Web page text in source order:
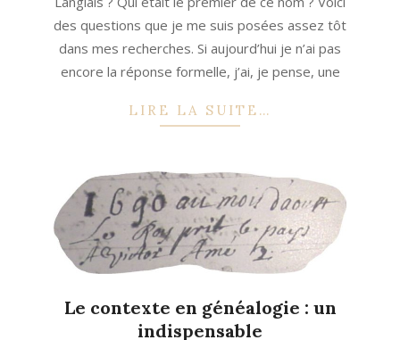
des questions que je me suis posées assez tôt
dans mes recherches. Si aujourd’hui je n’ai pas
encore la réponse formelle, j’ai, je pense, une
LIRE LA SUITE…
Le contexte en généalogie : un
indispensable